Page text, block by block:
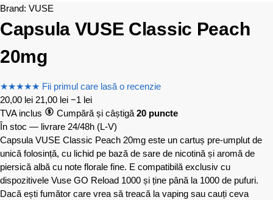
Brand: VUSE
Capsula VUSE Classic Peach
20mg
★★★★★ Fii primul care lasă o recenzie
20,00 lei 21,00 lei −1 lei
TVA inclus
Cumpără și câștigă 20 puncte
În stoc — livrare 24/48h (L-V)
Capsula VUSE Classic Peach 20mg este un cartuș pre-umplut de
unică folosință, cu lichid pe bază de sare de nicotină și aromă de
piersică albă cu note florale fine. E compatibilă exclusiv cu
dispozitivele Vuse GO Reload 1000 și ține până la 1000 de pufuri.
Dacă ești fumător care vrea să treacă la vaping sau cauți ceva